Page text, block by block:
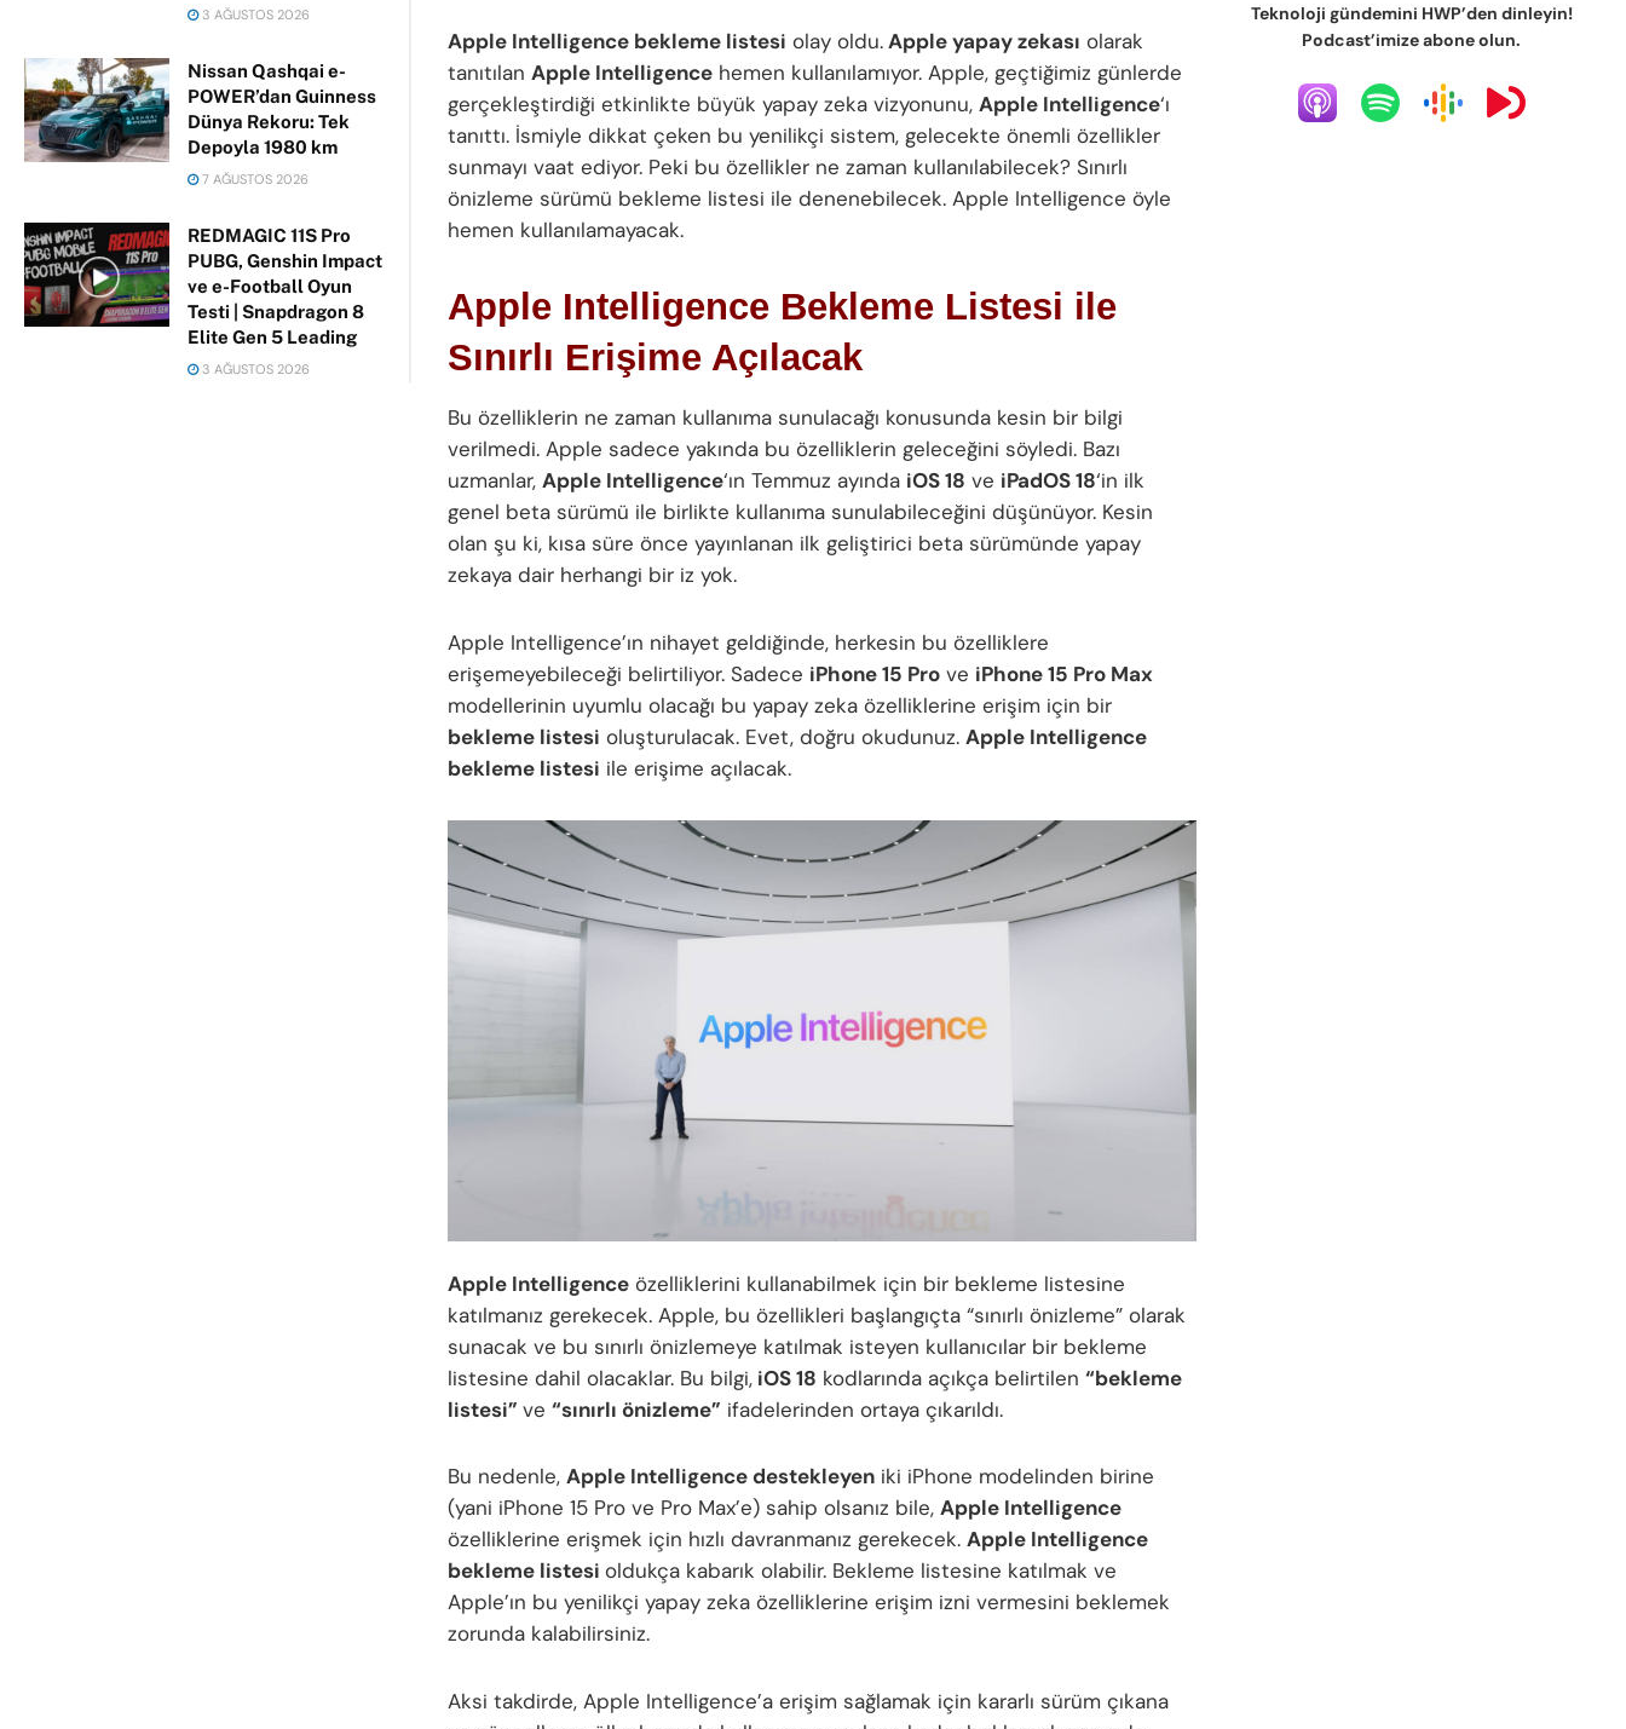
3 AĞUSTOS 2026
Nissan Qashqai e-
POWER’dan Guinness
Dünya Rekoru: Tek
Depoyla 1980 km
7 AĞUSTOS 2026
REDMAGIC 11S Pro
PUBG, Genshin Impact
ve e-Football Oyun
Testi | Snapdragon 8
Elite Gen 5 Leading
3 AĞUSTOS 2026
Apple Intelligence bekleme listesi olay oldu.Apple yapay zekası olarak
tanıtılan Apple Intelligence hemen kullanılamıyor. Apple, geçtiğimiz günlerde
gerçekleştirdiği etkinlikte büyük yapay zeka vizyonunu, Apple Intelligence‘ı
tanıttı. İsmiyle dikkat çeken bu yenilikçi sistem, gelecekte önemli özellikler
sunmayı vaat ediyor. Peki bu özellikler ne zaman kullanılabilecek? Sınırlı
önizleme sürümü bekleme listesi ile denenebilecek. Apple Intelligence öyle
hemen kullanılamayacak.
Apple Intelligence Bekleme Listesi ile
Sınırlı Erişime Açılacak
Bu özelliklerin ne zaman kullanıma sunulacağı konusunda kesin bir bilgi
verilmedi. Apple sadece yakında bu özelliklerin geleceğini söyledi. Bazı
uzmanlar, Apple Intelligence‘ın Temmuz ayında iOS 18 ve iPadOS 18‘in ilk
genel beta sürümü ile birlikte kullanıma sunulabileceğini düşünüyor. Kesin
olan şu ki, kısa süre önce yayınlanan ilk geliştirici beta sürümünde yapay
zekaya dair herhangi bir iz yok.
Apple Intelligence’ın nihayet geldiğinde, herkesin bu özelliklere
erişemeyebileceği belirtiliyor. Sadece iPhone 15 Pro ve iPhone 15 Pro Max
modellerinin uyumlu olacağı bu yapay zeka özelliklerine erişim için bir
bekleme listesi oluşturulacak. Evet, doğru okudunuz. Apple Intelligence
bekleme listesi ile erişime açılacak.
Apple Intelligence özelliklerini kullanabilmek için bir bekleme listesine
katılmanız gerekecek. Apple, bu özellikleri başlangıçta “sınırlı önizleme” olarak
sunacak ve bu sınırlı önizlemeye katılmak isteyen kullanıcılar bir bekleme
listesine dahil olacaklar. Bu bilgi, iOS 18 kodlarında açıkça belirtilen “bekleme
listesi” ve “sınırlı önizleme” ifadelerinden ortaya çıkarıldı.
Bu nedenle, Apple Intelligence destekleyen iki iPhone modelinden birine
(yani iPhone 15 Pro ve Pro Max’e) sahip olsanız bile, Apple Intelligence
özelliklerine erişmek için hızlı davranmanız gerekecek. Apple Intelligence
bekleme listesi oldukça kabarık olabilir. Bekleme listesine katılmak ve
Apple’ın bu yenilikçi yapay zeka özelliklerine erişim izni vermesini beklemek
zorunda kalabilirsiniz.
Aksi takdirde, Apple Intelligence’a erişim sağlamak için kararlı sürüm çıkana
Teknoloji gündemini HWP’den dinleyin!
Podcast’imize abone olun.